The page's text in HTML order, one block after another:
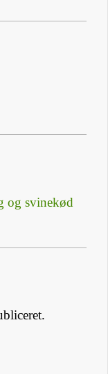
og svinekød